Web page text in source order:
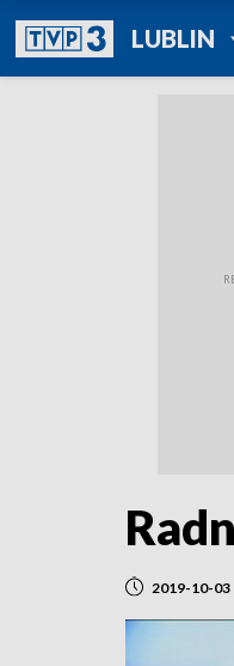
LUBLIN
TVP
2019-10-03